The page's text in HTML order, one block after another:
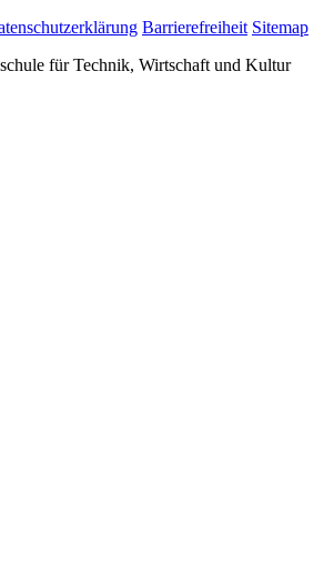
Barrierefreiheit Sitemap
für Technik, Wirtschaft und Kultur